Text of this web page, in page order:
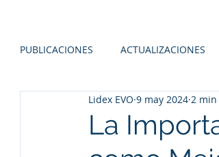
PUBLICACIONES ACTUALIZACIONES
SOLUCIONES PARA ABARROTES
La
Lidex EVO 9 may 2024 2